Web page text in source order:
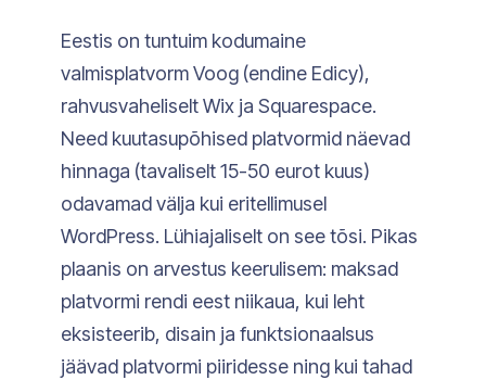
Eestis on tuntuim kodumaine
valmisplatvorm Voog (endine Edicy),
rahvusvaheliselt Wix ja Squarespace.
Need kuutasupõhised platvormid näevad
hinnaga (tavaliselt 15-50 eurot kuus)
odavamad välja kui eritellimusel
WordPress. Lühiajaliselt on see tõsi. Pikas
plaanis on arvestus keerulisem: maksad
platvormi rendi eest niikaua, kui leht
eksisteerib, disain ja funktsionaalsus
jäävad platvormi piiridesse ning kui tahad